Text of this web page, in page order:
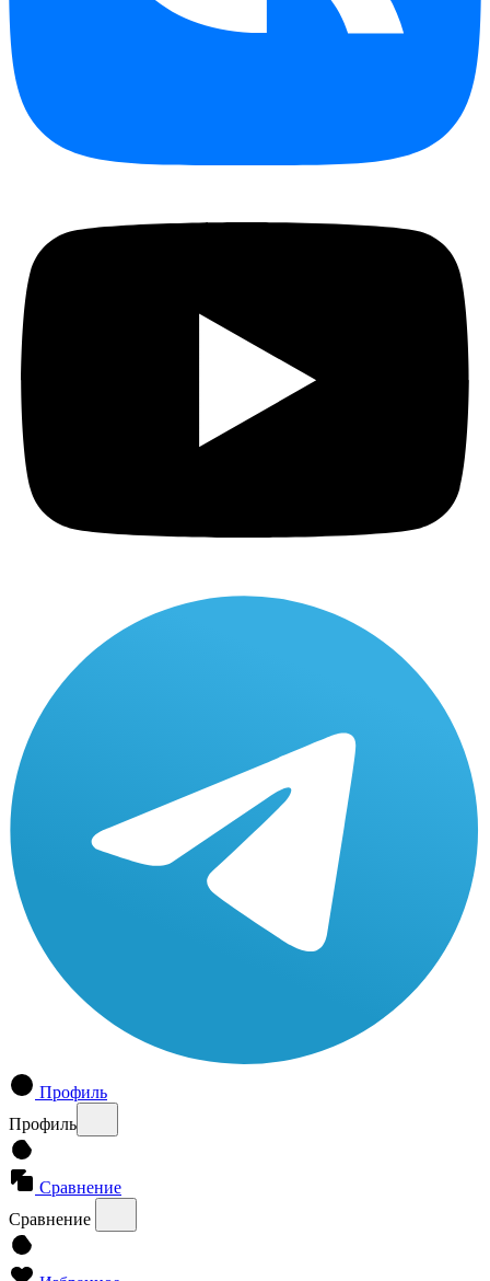
Профиль
Профиль
Сравнение
Сравнение